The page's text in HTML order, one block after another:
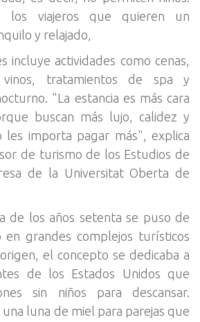
los viajeros que quieren un
y relajado,
incluye actividades como cenas,
vinos, tratamientos de spa y
"La estancia es más cara
buscan más lujo, calidez y
les importa pagar más", explica
de turismo de los Estudios de
de la Universitat Oberta de
de los años setenta se puso de
grandes complejos turísticos
el concepto se dedicaba a
de los Estados Unidos que
sin niños para descansar.
luna de miel para parejas que